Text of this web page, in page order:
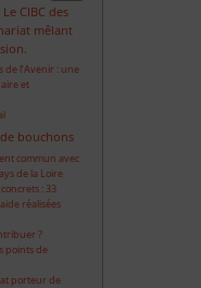
CIBC des
mêlant
de l’Avenir : une
et
bouchons
commun avec
de la Loire
: 33
réalisées
?
points de
porteur de